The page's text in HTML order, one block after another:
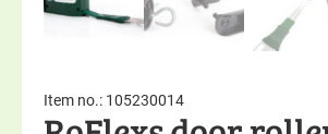
RoFlexs Zäune,Basic Serie ,
Ideal for Shetland ponies
Item no.: 105230014